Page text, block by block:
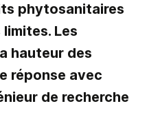
phytosanitaires
Les
hauteur des
réponse avec
de recherche